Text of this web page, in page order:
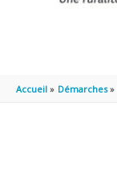
Accueil Démarches